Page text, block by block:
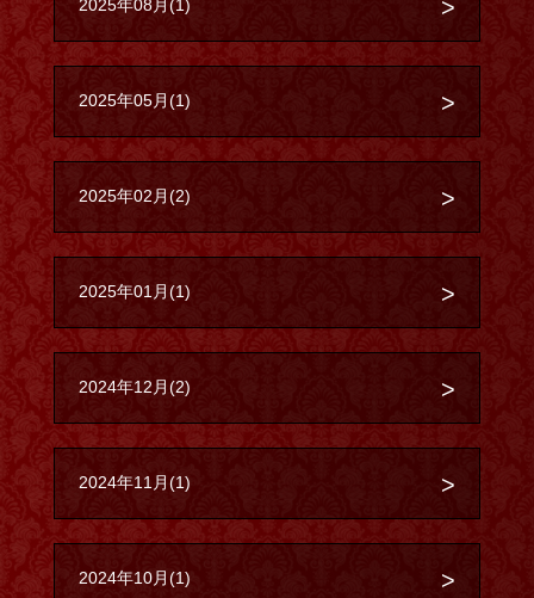
2025年08月(1)
2025年05月(1)
2025年02月(2)
2025年01月(1)
2024年12月(2)
2024年11月(1)
2024年10月(1)